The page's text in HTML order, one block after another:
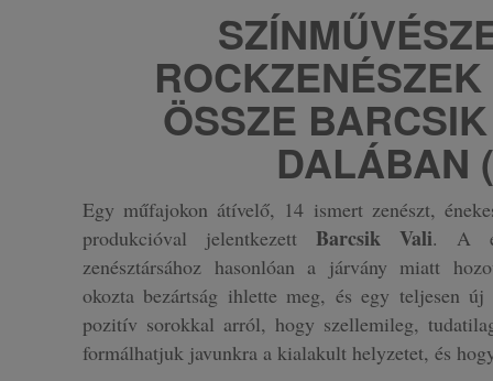
ÖSSZE
DALÁBAN
Egy műfajokon átívelő, 14 ismert zenészt,
produkcióval jelentkezettBarcsik Vali. A
zenésztársához hasonlóan a járvány miatt
okozta bezártság ihlette meg, és egy teljesen
pozitív sorokkal arról, hogy szellemileg,
formálhatjuk javunkra a kialakult helyzetet, és